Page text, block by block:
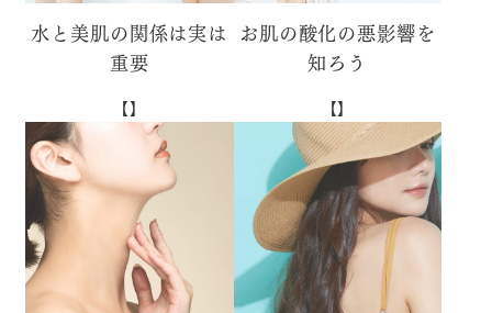
水と美肌の関係は実は
重要
【】
お肌の酸化の悪影響を
知ろう
【】